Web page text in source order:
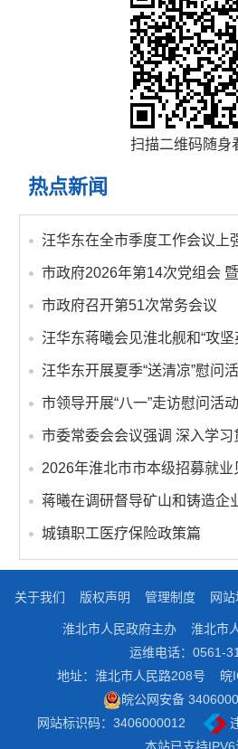
扫描二维码随身
热点新闻
市政府召开第51次常务会议
城镇职工医疗保险政策篇
关于我们 版权声明 管理制度 网站
淮北市人民政府主办
淮北市
运维电话：0561-
地址：淮北市人民路208号
皖
皖公网安备
网站标识码：3406000012
本站已支持IPV6